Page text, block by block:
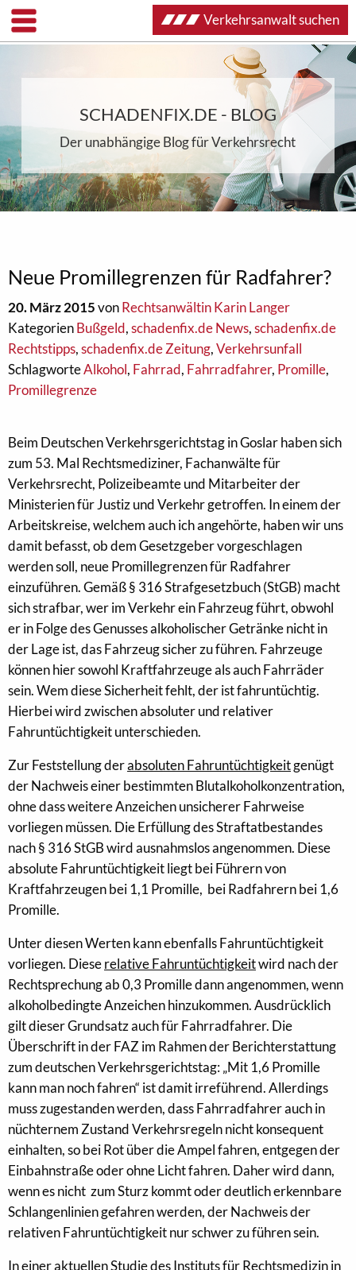
SCHADENFIX.DE - BLOG
Der unabhängige Blog für Verkehrsrecht
Neue Promillegrenzen für Radfahrer?
20. März 2015vonRechtsanwältin Karin Langer
KategorienBußgeld,schadenfix.de News,schadenfix.de
Rechtstipps,schadenfix.de Zeitung,Verkehrsunfall
SchlagworteAlkohol, Fahrrad, Fahrradfahrer, Promille,
Promillegrenze
Beim Deutschen Verkehrsgerichtstag in Goslar haben sich
zum 53. Mal Rechtsmediziner, Fachanwälte für
Verkehrsrecht, Polizeibeamte und Mitarbeiter der
Ministerien für Justiz und Verkehr getroffen. In einem der
Arbeitskreise, welchem auch ich angehörte, haben wir uns
damit befasst, ob dem Gesetzgeber vorgeschlagen
werden soll, neue Promillegrenzen für Radfahrer
einzuführen. Gemäß § 316 Strafgesetzbuch (StGB) macht
sich strafbar, wer im Verkehr ein Fahrzeug führt, obwohl
er in Folge des Genusses alkoholischer Getränke nicht in
der Lage ist, das Fahrzeug sicher zu führen. Fahrzeuge
können hier sowohl Kraftfahrzeuge als auch Fahrräder
sein. Wem diese Sicherheit fehlt, der ist fahruntüchtig.
Hierbei wird zwischen absoluter und relativer
Fahruntüchtigkeit unterschieden.
Zur Feststellung derabsoluten Fahruntüchtigkeitgenügt
der Nachweis einer bestimmten Blutalkoholkonzentration,
ohne dass weitere Anzeichen unsicherer Fahrweise
vorliegen müssen. Die Erfüllung des Straftatbestandes
nach § 316 StGB wird ausnahmslos angenommen. Diese
absolute Fahruntüchtigkeit liegt bei Führern von
Kraftfahrzeugen bei 1,1 Promille, bei Radfahrern bei 1,6
Promille.
Unter diesen Werten kann ebenfalls Fahruntüchtigkeit
vorliegen. Dieserelative Fahruntüchtigkeitwird nach der
Rechtsprechung ab 0,3 Promille dann angenommen, wenn
alkoholbedingte Anzeichen hinzukommen. Ausdrücklich
gilt dieser Grundsatz auch für Fahrradfahrer. Die
Überschrift in der FAZ im Rahmen der Berichterstattung
zum deutschen Verkehrsgerichtstag: „Mit 1,6 Promille
kann man noch fahren“ ist damit irreführend. Allerdings
muss zugestanden werden, dass Fahrradfahrer auch in
nüchternem Zustand Verkehrsregeln nicht konsequent
einhalten, so bei Rot über die Ampel fahren, entgegen der
Einbahnstraße oder ohne Licht fahren. Daher wird dann,
wenn es nicht zum Sturz kommt oder deutlich erkennbare
Schlangenlinien gefahren werden, der Nachweis der
relativen Fahruntüchtigkeit nur schwer zu führen sein.
In einer aktuellen Studie des Instituts für Rechtsmedizin in
Verkehrsanwalt suchen